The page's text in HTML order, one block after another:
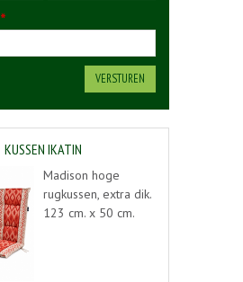
*
KUSSEN IKATIN
Madison hoge
rugkussen, extra dik.
123 cm. x 50 cm.